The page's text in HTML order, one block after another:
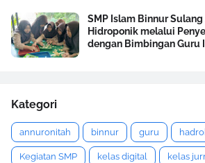
SMP Islam Binnur
Hidroponik melalui
dengan Bimbingan Guru
Kategori
annuronitah binnur guru
Kegiatan SMP kelas digital kelas